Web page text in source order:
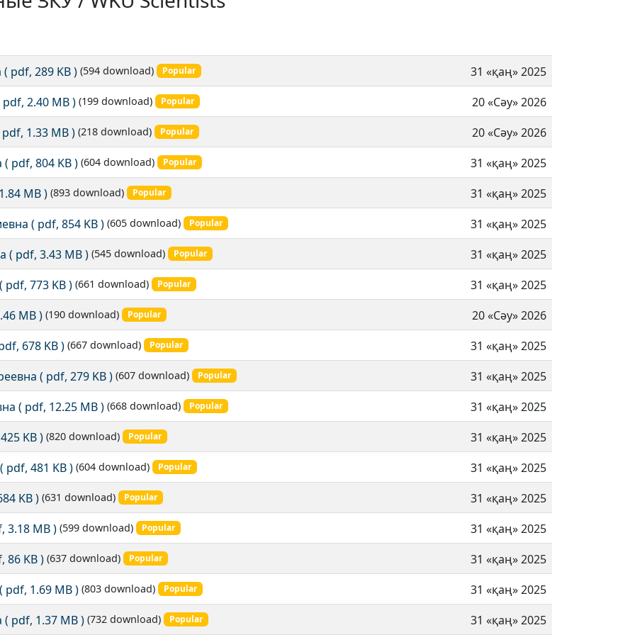
( pdf, 289 KB ) (594 download) Popular
31 «қаң» 2025
pdf, 2.40 MB ) (199 download) Popular
20 «Сәу» 2026
pdf, 1.33 MB ) (218 download) Popular
20 «Сәу» 2026
( pdf, 804 KB ) (604 download) Popular
31 «қаң» 2025
MB ) (893 download) Popular
31 «қаң» 2025
( pdf, 854 KB ) (605 download) Popular
31 «қаң» 2025
( pdf, 3.43 MB ) (545 download) Popular
31 «қаң» 2025
( pdf, 773 KB ) (661 download) Popular
31 «қаң» 2025
MB ) (190 download) Popular
20 «Сәу» 2026
678 KB ) (667 download) Popular
31 «қаң» 2025
( pdf, 279 KB ) (607 download) Popular
31 «қаң» 2025
( pdf, 12.25 MB ) (668 download) Popular
31 «қаң» 2025
KB ) (820 download) Popular
31 «қаң» 2025
( pdf, 481 KB ) (604 download) Popular
31 «қаң» 2025
KB ) (631 download) Popular
31 «қаң» 2025
3.18 MB ) (599 download) Popular
31 «қаң» 2025
86 KB ) (637 download) Popular
31 «қаң» 2025
( pdf, 1.69 MB ) (803 download) Popular
31 «қаң» 2025
( pdf, 1.37 MB ) (732 download) Popular 31 «қаң» 2025